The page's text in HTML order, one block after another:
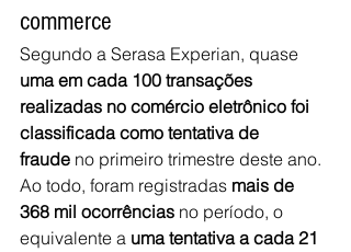
commerce
Segundo a Serasa Experian, quase
uma em cada 100 transações
realizadas no comércio eletrônico foi
classificada como tentativa de
fraude no primeiro trimestre deste ano.
Ao todo, foram registradas mais de
368 mil ocorrências no período, o
equivalente a uma tentativa a cada 21